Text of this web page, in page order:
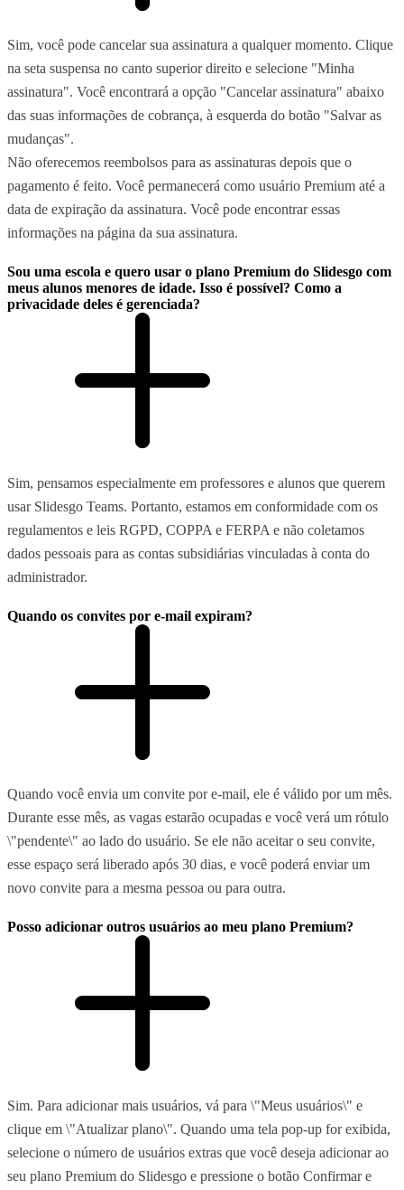
Sim, você pode cancelar sua assinatura a qualquer momento. Clique
na seta suspensa no canto superior direito e selecione "Minha
assinatura". Você encontrará a opção "Cancelar assinatura" abaixo
das suas informações de cobrança, à esquerda do botão "Salvar as
mudanças".
Não oferecemos reembolsos para as assinaturas depois que o
pagamento é feito. Você permanecerá como usuário Premium até a
data de expiração da assinatura. Você pode encontrar essas
informações na página da sua assinatura.
Sou uma escola e quero usar o plano Premium do Slidesgo com
meus alunos menores de idade. Isso é possível? Como a
privacidade deles é gerenciada?
Sim, pensamos especialmente em professores e alunos que querem
usar Slidesgo Teams. Portanto, estamos em conformidade com os
regulamentos e leis RGPD, COPPA e FERPA e não coletamos
dados pessoais para as contas subsidiárias vinculadas à conta do
administrador.
Quando os convites por e-mail expiram?
Quando você envia um convite por e-mail, ele é válido por um mês.
Durante esse mês, as vagas estarão ocupadas e você verá um rótulo
\"pendente\" ao lado do usuário. Se ele não aceitar o seu convite,
esse espaço será liberado após 30 dias, e você poderá enviar um
novo convite para a mesma pessoa ou para outra.
Posso adicionar outros usuários ao meu plano Premium?
Sim. Para adicionar mais usuários, vá para \"Meus usuários\" e
clique em \"Atualizar plano\". Quando uma tela pop-up for exibida,
selecione o número de usuários extras que você deseja adicionar ao
seu plano Premium do Slidesgo e pressione o botão Confirmar e